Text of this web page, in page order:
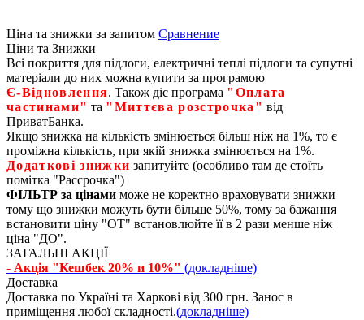
Ціна та знижки за запитом Сравнение
Ціни та Знижки
Всі покриття для підлоги, електричні теплі підлоги та супутні
матеріали до них можна купити за програмою
Є‑Відновлення. Також діє програма "Оплата
частинами" та "Миттєва розстрочка" від
ПриватБанка.
Якщо знижка на кількість змінюється більш ніж на 1%, то є
проміжна кількість, при якій знижка змінюється на 1%.
Додаткові знижки запитуйте (особливо там де стоїть
помітка "Рассрочка")
ФІЛЬТР за цінами може не коректно враховувати знижки
тому що знижки можуть бути більше 50%, тому за бажання
встановити ціну "ОТ" встановлюйте її в 2 рази менше ніж
ціна "ДО".
ЗАГАЛЬНІ АКЦІЇ
- Акція "Кешбек 20% и 10%" (докладніше)
Доставка
Доставка по Україні та Харкові від 300 грн. Занос в
приміщення любої складності.(докладніше)